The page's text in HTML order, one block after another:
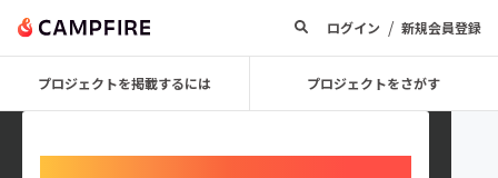
ログイン / 新規会員登録
プロジェクトを掲載するには プロジェクトをさがす